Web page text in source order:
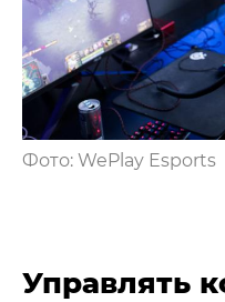
Фото: WePlay Esports
Управлять